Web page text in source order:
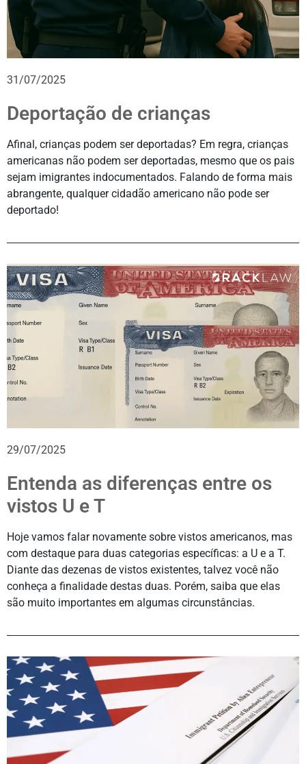
31/07/2025
Deportação de crianças
Afinal, crianças podem ser deportadas? Em regra, crianças
americanas não podem ser deportadas, mesmo que os pais
sejam imigrantes indocumentados. Falando de forma mais
abrangente, qualquer cidadão americano não pode ser
deportado!
29/07/2025
Entenda as diferenças entre os
vistos U e T
Hoje vamos falar novamente sobre vistos americanos, mas
com destaque para duas categorias específicas: a U e a T.
Diante das dezenas de vistos existentes, talvez você não
conheça a finalidade destas duas. Porém, saiba que elas
são muito importantes em algumas circunstâncias.